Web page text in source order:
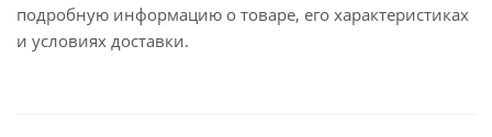
подробную информацию о товаре, его характеристиках
и условиях доставки.